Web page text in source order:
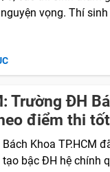
vọng. Thí
Trường ĐH
điểm thi
Khoa TP.HCM
bậc ĐH hệ chính